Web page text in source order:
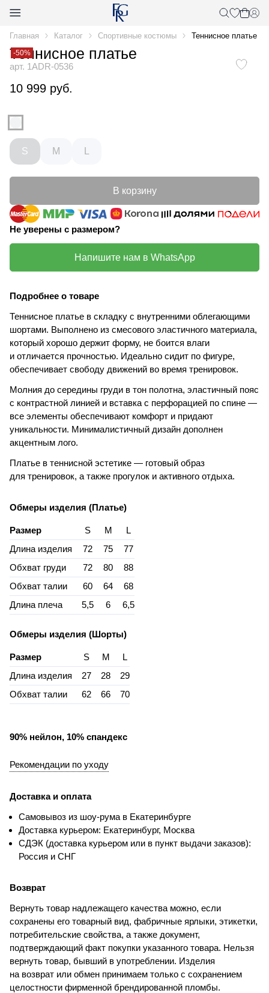
Главная Каталог Спортивные костюмы Теннисное платье
-50%
Теннисное платье
арт. 1ADR-0536
10 999 руб.
S M
В корзину
Не уверены с размером?
Напишите нам в WhatsApp
Подробнее о товаре
Теннисное платье в складку с внутренними облегающими
шортами. Выполнено из смесового эластичного материала,
который хорошо держит форму, не боится влаги
и отличается прочностью. Идеально сидит по фигуре,
обеспечивает свободу движений во время тренировок.
Молния до середины груди в тон полотна, эластичный пояс
с контрастной линией и вставка с перфорацией по спине —
все элементы обеспечивают комфорт и придают
уникальности. Минималистичный дизайн дополнен
акцентным лого.
Платье в теннисной эстетике — готовый образ
для тренировок, а также прогулок и активного отдыха.
Обмеры изделия (Платье)
Размер S M
L
Длина изделия
72 75
77
Обхват груди
72 80
88
Обхват талии
60 64
68
Длина плеча
5,5 6 6,5
Обмеры изделия (Шорты)
Размер S M
L
Длина изделия
27 28
29
Обхват талии
62 66 70
90% нейлон, 10% спандекс
Рекомендации по уходу
Доставка и оплата
Самовывоз из шоу-рума в Екатеринбурге
Доставка курьером: Екатеринбург, Москва
СДЭК (доставка курьером или в пункт выдачи заказов):
Россия и СНГ
Возврат
Вернуть товар надлежащего качества можно, если
сохранены его товарный вид, фабричные ярлыки, этикетки,
потребительские свойства, а также документ,
подтверждающий факт покупки указанного товара. Нельзя
вернуть товар, бывший в употреблении. Изделия
на возврат или обмен принимаем только с сохранением
целостности фирменной брендированной пломбы.